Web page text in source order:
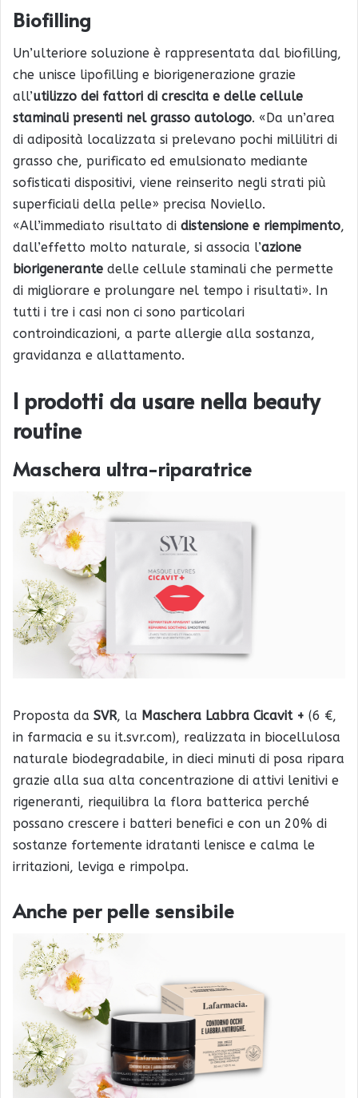
Biofilling
Un’ulteriore soluzione è rappresentata dal biofilling,
che unisce lipofilling e biorigenerazione grazie
all’utilizzo dei fattori di crescita e delle cellule
staminali presenti nel grasso autologo. «Da un’area
di adiposità localizzata si prelevano pochi millilitri di
grasso che, purificato ed emulsionato mediante
sofisticati dispositivi, viene reinserito negli strati più
superficiali della pelle» precisa Noviello.
«All’immediato risultato di distensione e riempimento,
dall’effetto molto naturale, si associa l’azione
biorigenerante delle cellule staminali che permette
di migliorare e prolungare nel tempo i risultati». In
tutti i tre i casi non ci sono particolari
controindicazioni, a parte allergie alla sostanza,
gravidanza e allattamento.
I prodotti da usare nella beauty
routine
Maschera ultra-riparatrice
Proposta da SVR, la Maschera Labbra Cicavit + (6 €,
in farmacia e su it.svr.com), realizzata in biocellulosa
naturale biodegradabile, in dieci minuti di posa ripara
grazie alla sua alta concentrazione di attivi lenitivi e
rigeneranti, riequilibra la flora batterica perché
possano crescere i batteri benefici e con un 20% di
sostanze fortemente idratanti lenisce e calma le
irritazioni, leviga e rimpolpa.
Anche per pelle sensibile